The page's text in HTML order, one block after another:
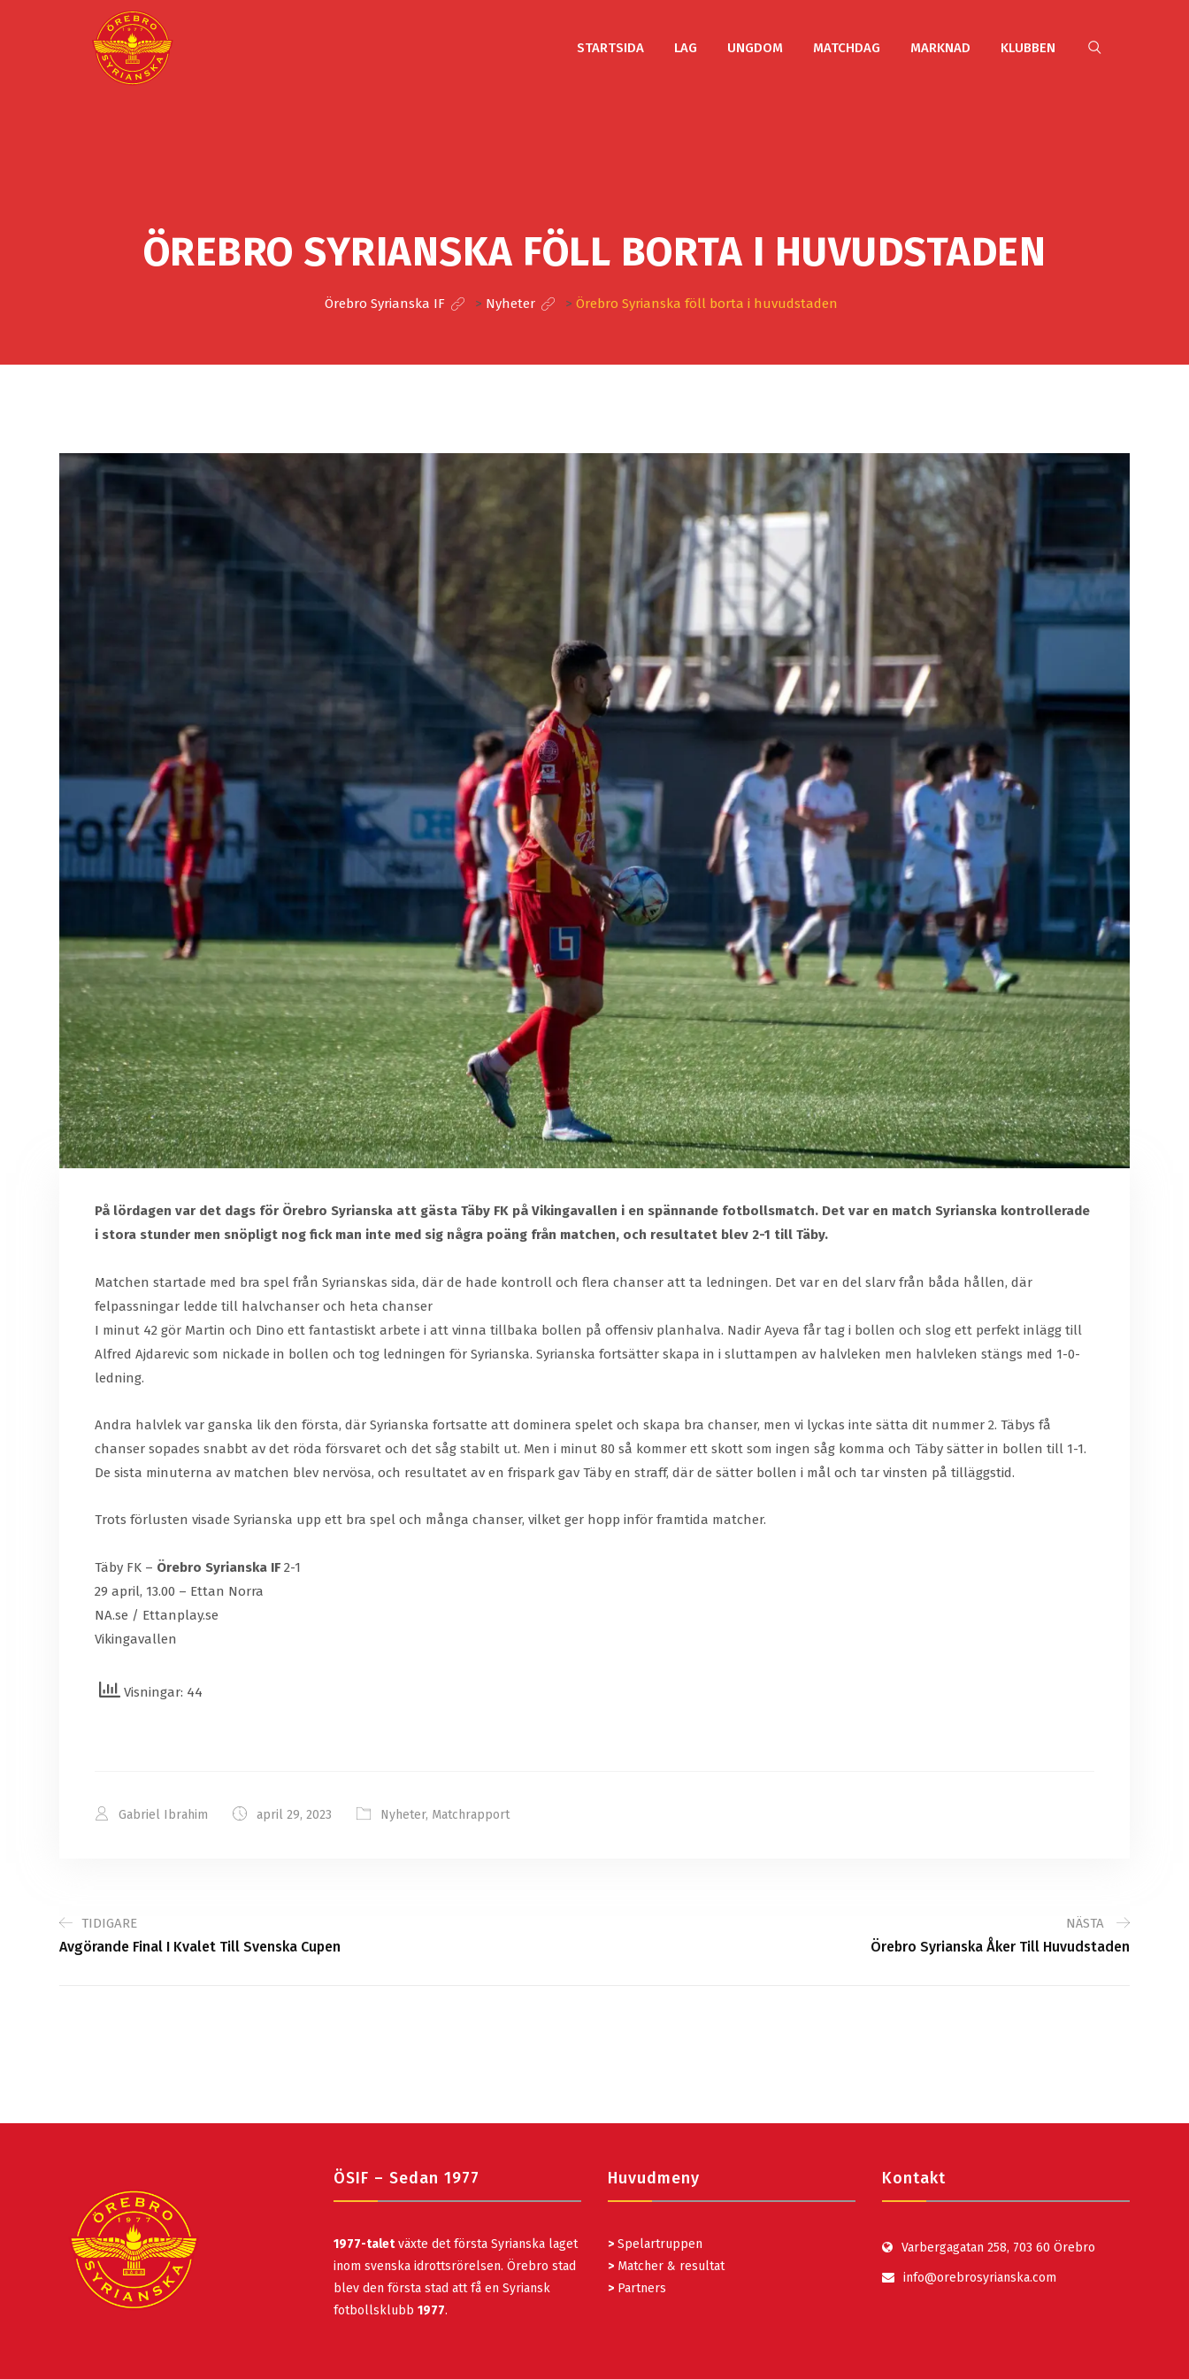
STARTSIDA LAG UNGDOM MATCHDAG MARKNAD KLUBBEN
ÖREBRO SYRIANSKA FÖLL BORTA I HUVUDSTADEN
Örebro Syrianska IF > Nyheter > Örebro Syrianska föll borta i huvudstaden
På lördagen var det dags för Örebro Syrianska att gästa Täby FK på Vikingavallen i en spännande fotbollsmatch. Det var en match Syrianska kontrollerade
i stora stunder men snöpligt nog fick man inte med sig några poäng från matchen, och resultatet blev 2-1 till Täby.
Matchen startade med bra spel från Syrianskas sida, där de hade kontroll och flera chanser att ta ledningen. Det var en del slarv från båda hållen, där
felpassningar ledde till halvchanser och heta chanser
I minut 42 gör Martin och Dino ett fantastiskt arbete i att vinna tillbaka bollen på offensiv planhalva. Nadir Ayeva får tag i bollen och slog ett perfekt inlägg till
Alfred Ajdarevic som nickade in bollen och tog ledningen för Syrianska. Syrianska fortsätter skapa in i sluttampen av halvleken men halvleken stängs med 1-0-
ledning.
Andra halvlek var ganska lik den första, där Syrianska fortsatte att dominera spelet och skapa bra chanser, men vi lyckas inte sätta dit nummer 2. Täbys få
chanser sopades snabbt av det röda försvaret och det såg stabilt ut. Men i minut 80 så kommer ett skott som ingen såg komma och Täby sätter in bollen till 1-1.
De sista minuterna av matchen blev nervösa, och resultatet av en frispark gav Täby en straff, där de sätter bollen i mål och tar vinsten på tilläggstid.
Trots förlusten visade Syrianska upp ett bra spel och många chanser, vilket ger hopp inför framtida matcher.
Täby FK – Örebro Syrianska IF 2-1
29 april, 13.00 – Ettan Norra
NA.se / Ettanplay.se
Vikingavallen
Visningar: 44
Gabriel Ibrahim april 29, 2023 Nyheter, Matchrapport
TIDIGARE
Avgörande Final I Kvalet Till Svenska Cupen
NÄSTA
Örebro Syrianska Åker Till Huvudstaden
ÖSIF – Sedan 1977
1977-taletväxte det första Syrianska laget
inom svenska idrottsrörelsen. Örebro stad
blev den första stad att få en Syriansk
fotbollsklubb 1977.
Huvudmeny
> Spelartruppen
> Matcher & resultat
> Partners
Kontakt
Varbergagatan 258, 703 60 Örebro
info@orebrosyrianska.com